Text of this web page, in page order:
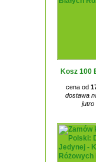
Kosz 100
cena od
dostawa
jutro